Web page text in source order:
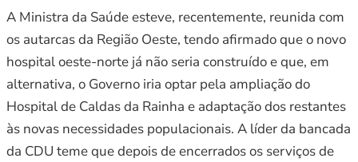
A Ministra da Saúde esteve, recentemente, reunida com
os autarcas da Região Oeste, tendo afirmado que o novo
hospital oeste-norte já não seria construído e que, em
alternativa, o Governo iria optar pela ampliação do
Hospital de Caldas da Rainha e adaptação dos restantes
às novas necessidades populacionais. A líder da bancada
da CDU teme que depois de encerrados os serviços de